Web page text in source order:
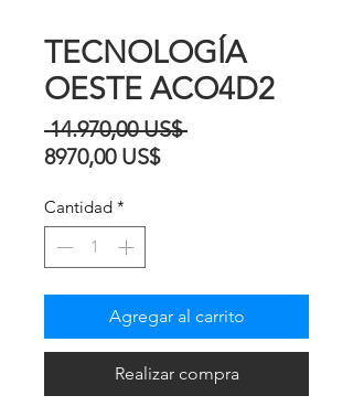
TECNOLOGÍA
OESTE ACO4D2
14.970,00 US$ Precio
8970,00 US$Precio
Cantidad *
Agregar al carrito
Realizar compra